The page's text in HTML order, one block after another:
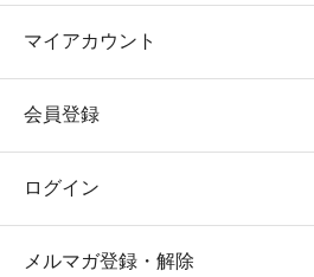
マイアカウント
会員登録
ログイン
メルマガ登録・解除